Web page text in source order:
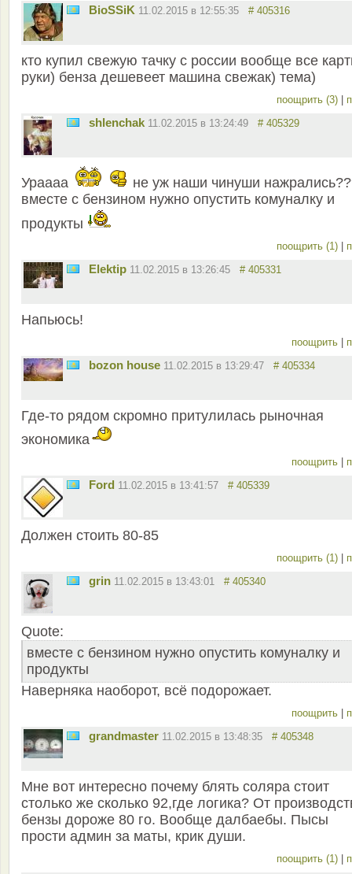
BioSSiK 11.02.2015 в 12:55:35 # 405316
кто купил свежую тачку с россии вообще все
руки) бенза дешевеет машина свежак) тема)
поощрить (3)
shlenchak 11.02.2015 в 13:24:49 # 405329
Ураааа
не уж наши чинуши
вместе с бензином нужно опустить комуналку и
продукты
поощрить (1)
Elektip 11.02.2015 в 13:26:45 # 405331
Напьюсь!
поощрить
bozon house 11.02.2015 в 13:29:47 # 405334
Где-то рядом скромно притулилась рыночная
экономика
поощрить
Ford 11.02.2015 в 13:41:57 # 405339
Должен стоить 80-85
поощрить (1)
grin 11.02.2015 в 13:43:01 # 405340
Quote:
вместе с бензином нужно опустить комуналку и
продукты
Наверняка наоборот, всё подорожает.
поощрить
grandmaster 11.02.2015 в 13:48:35 # 405348
Мне вот интересно почему блять соляра стоит
столько же сколько 92,где логика? От
бензы дороже 80 го. Вообще далбаебы. Пысы
прости админ за маты, крик души.
поощрить (1)